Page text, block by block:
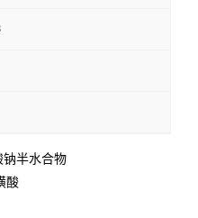
钠半水合物
酸